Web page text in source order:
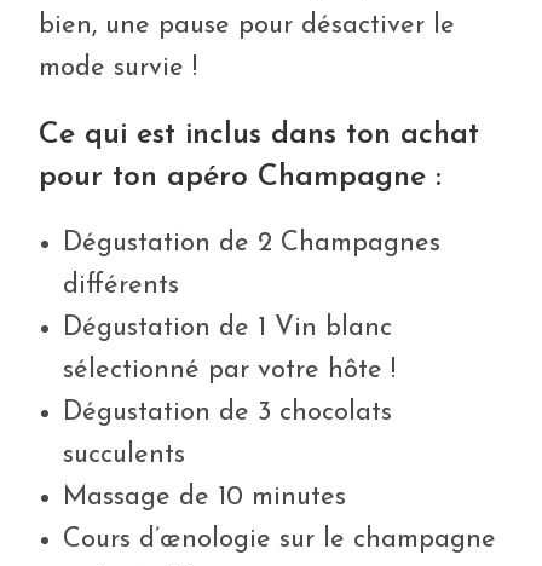
bien, une pause pour désactiver le
mode survie !
Ce qui est inclus dans ton achat
pour ton apéro Champagne :
Dégustation de 2 Champagnes
différents
Dégustation de 1 Vin blanc
sélectionné par votre hôte !
Dégustation de 3 chocolats
succulents
Massage de 10 minutes
Cours d’œnologie sur le champagne